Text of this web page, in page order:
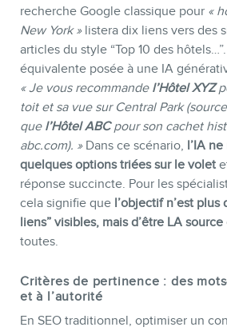
recherche Google classique pour «
New York »listera dix liens vers des
articles du style “Top 10 des
équivalente posée à une IA
« Je vous recommande l’Hôtel XYZ
toit et sa vue sur Central Park
que l’Hôtel ABCpour son cachet
abc.com). »Dans ce scénario, l’IA
quelques options triées sur le volet
réponse succincte. Pour les
cela signifie que l’objectif n’est plus
liens” visibles, mais d’être LA
toutes.
Critères de pertinence : des
et à l’autorité
En SEO traditionnel, optimiser un